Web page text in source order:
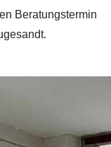
Beratungstermin